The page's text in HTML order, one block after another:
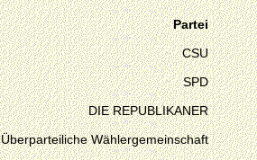
Partei
CSU
SPD
DIE REPUBLIKANER
Überparteiliche Wählergemeinschaft